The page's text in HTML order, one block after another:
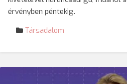
érvényben péntekig.
Társadalom